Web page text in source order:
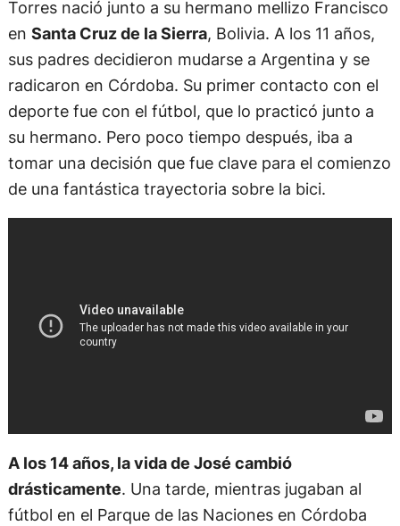
Torres nació junto a su hermano mellizo Francisco
en Santa Cruz de la Sierra, Bolivia. A los 11 años,
sus padres decidieron mudarse a Argentina y se
radicaron en Córdoba. Su primer contacto con el
deporte fue con el fútbol, que lo practicó junto a
su hermano. Pero poco tiempo después, iba a
tomar una decisión que fue clave para el comienzo
de una fantástica trayectoria sobre la bici.
A los 14 años, la vida de José cambió
drásticamente. Una tarde, mientras jugaban al
fútbol en el Parque de las Naciones en Córdoba